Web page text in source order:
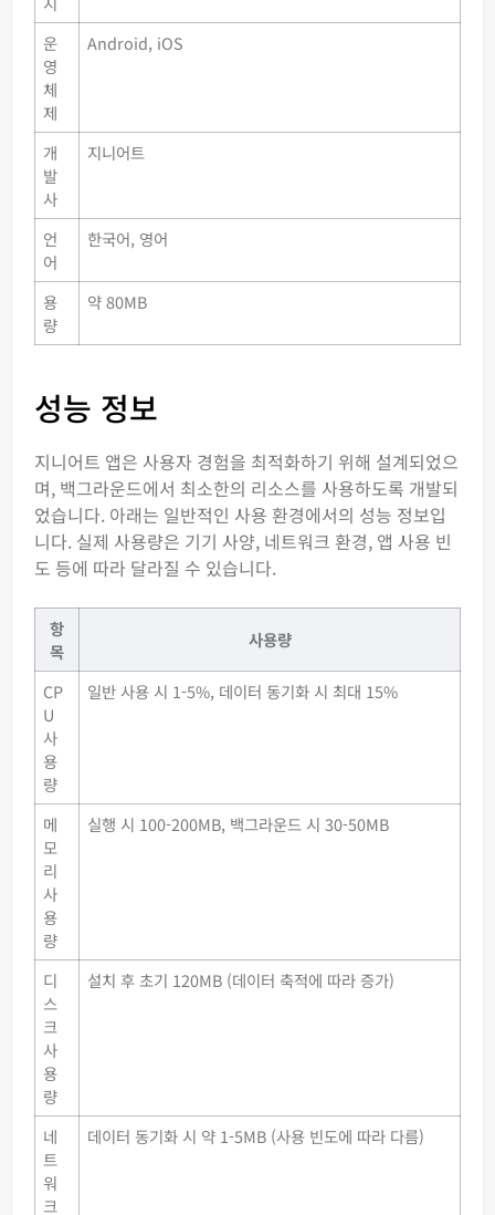
운
영
체
제
Android, iOS
개
발
사
지니어트
언
어
한국어, 영어
용
량
약 80MB
성능 정보
지니어트 앱은 사용자 경험을 최적화하기 위해 설계되었으
며, 백그라운드에서 최소한의 리소스를 사용하도록 개발되
었습니다. 아래는 일반적인 사용 환경에서의 성능 정보입
니다. 실제 사용량은 기기 사양, 네트워크 환경, 앱 사용 빈
도 등에 따라 달라질 수 있습니다.
항
목
사용량
CP
U
사
용
량
일반 사용 시 1-5%, 데이터 동기화 시 최대 15%
메
모
리
사
용
량
실행 시 100-200MB, 백그라운드 시 30-50MB
디
스
크
사
용
량
설치 후 초기 120MB (데이터 축적에 따라 증가)
네
트
워
크
데이터 동기화 시 약 1-5MB (사용 빈도에 따라 다름)